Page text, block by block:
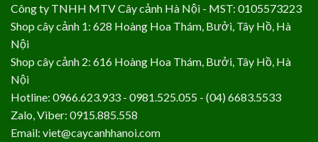
Công ty TNHH MTV Cây cảnh Hà Nội - MST: 0105573223
Shop cây cảnh 1: 628 Hoàng Hoa Thám, Bưởi, Tây Hồ, Hà
Nội
Shop cây cảnh 2: 616 Hoàng Hoa Thám, Bưởi, Tây Hồ, Hà
Nội
Hotline: 0966.623.933 - 0981.525.055 - (04) 6683.5533
Zalo, Viber: 0915.885.558
Email: viet@caycanhhanoi.com